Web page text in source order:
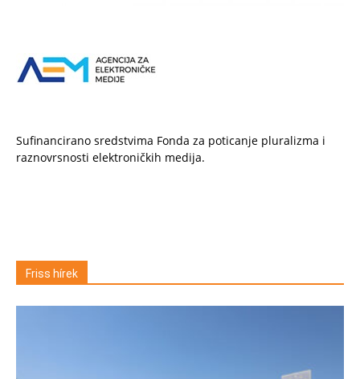
Sufinancirano sredstvima Fonda za poticanje pluralizma i
raznovrsnosti elektroničkih medija.
Friss hírek